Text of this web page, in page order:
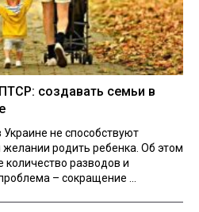
создавать семьи в
Украине не способствуют
родить ребенка. Об этом
количество разводов и
– сокращение ...